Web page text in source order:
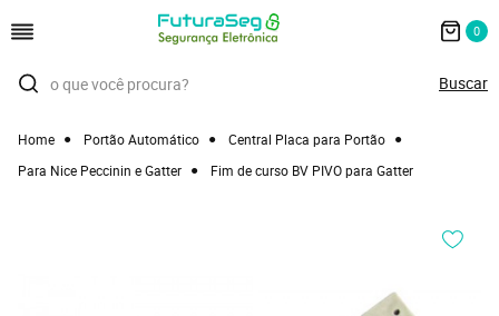
0
Home Portão Automático
Central Placa para Portão
Para Nice Peccinin e Gatter
Fim de curso BV PIVO para Gatter